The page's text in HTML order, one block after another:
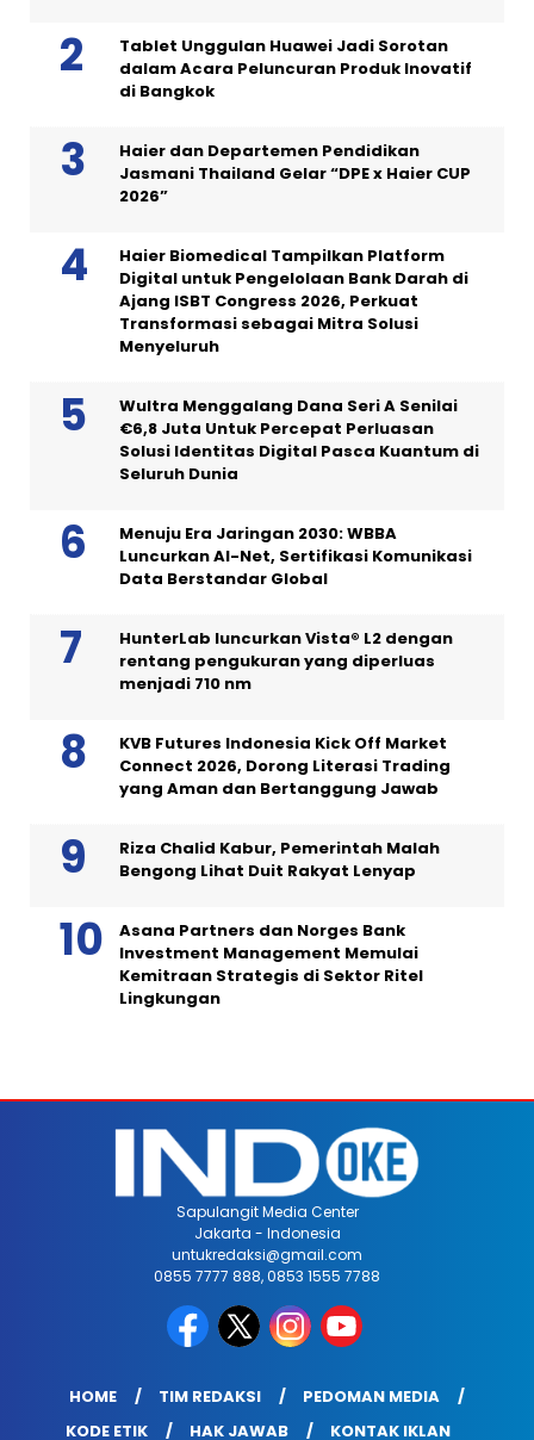
Tablet Unggulan Huawei Jadi Sorotan
dalam Acara Peluncuran Produk Inovatif
di Bangkok
Haier dan Departemen Pendidikan
Jasmani Thailand Gelar “DPE x Haier CUP
2026”
Haier Biomedical Tampilkan Platform
Digital untuk Pengelolaan Bank Darah di
Ajang ISBT Congress 2026, Perkuat
Transformasi sebagai Mitra Solusi
Menyeluruh
Wultra Menggalang Dana Seri A Senilai
€6,8 Juta Untuk Percepat Perluasan
Solusi Identitas Digital Pasca Kuantum di
Seluruh Dunia
Menuju Era Jaringan 2030: WBBA
Luncurkan AI-Net, Sertifikasi Komunikasi
Data Berstandar Global
HunterLab luncurkan Vista® L2 dengan
rentang pengukuran yang diperluas
menjadi 710 nm
KVB Futures Indonesia Kick Off Market
Connect 2026, Dorong Literasi Trading
yang Aman dan Bertanggung Jawab
Riza Chalid Kabur, Pemerintah Malah
Bengong Lihat Duit Rakyat Lenyap
Asana Partners dan Norges Bank
Investment Management Memulai
Kemitraan Strategis di Sektor Ritel
Lingkungan
Sapulangit Media Center
Jakarta - Indonesia
untukredaksi@gmail.com
0855 7777 888, 0853 1555 7788
HOME TIM REDAKSI
PEDOMAN MEDIA
KODE ETIK
HAK JAWAB KONTAK IKLAN